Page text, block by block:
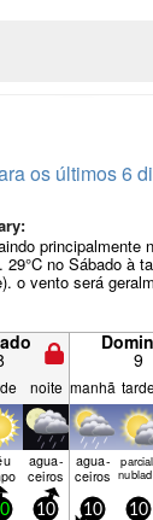
os últimos 6
principalmente
no Sábado à
o vento será
9
noite manhã
agua­
ceiros
agua­
ceiros
10 10 10